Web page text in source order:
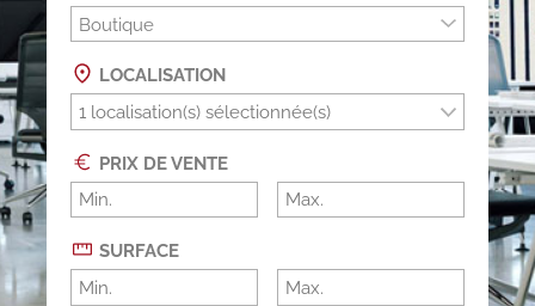
Boutique
LOCALISATION
PRIX DE VENTE
SURFACE